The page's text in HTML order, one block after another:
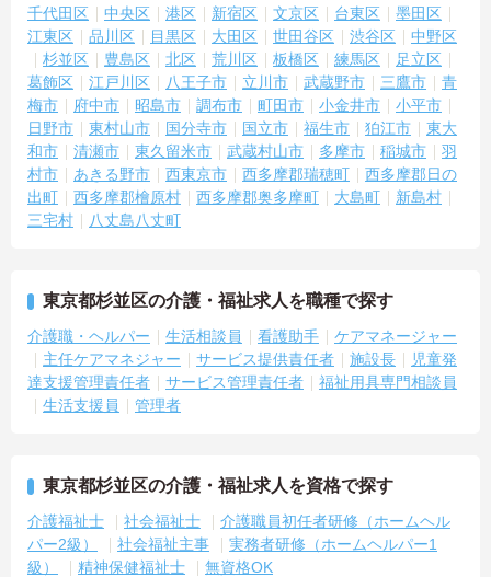
千代田区 中央区 港区 新宿区 文京区 台東区
墨田区
江東区
品川区 目黒区 大田区 世田谷区 渋谷区
中野区
杉並区
豊島区 北区 荒川区 板橋区 練馬区
足立区
葛飾区
江戸川区 八王子市 立川市 武蔵野市 三鷹市
青
梅市
府中市 昭島市 調布市 町田市 小金井市
小平市
日野市
東村山市 国分寺市 国立市 福生市 狛江市
東大
和市
清瀬市 東久留米市 武蔵村山市 多摩市 稲城市
羽
村市
あきる野市 西東京市 西多摩郡瑞穂町
西多摩郡日の
出町
西多摩郡檜原村 西多摩郡奥多摩町 大島町
新島村
三宅村
八丈島八丈町
東京都杉並区の介護・福祉求人を職種で探す
介護職・ヘルパー 生活相談員 看護助手
ケアマネージャー
主任ケアマネジャー
サービス提供責任者 施設長
児童発
達支援管理責任者
サービス管理責任者
福祉用具専門相談員
生活支援員
管理者
東京都杉並区の介護・福祉求人を資格で探す
介護福祉士 社会福祉士
介護職員初任者研修（ホームヘル
パー2級）
社会福祉主事
実務者研修（ホームヘルパー1
級）
精神保健福祉士 無資格OK